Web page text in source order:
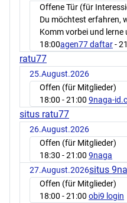
Offene Tür (für
Du möchtest erfahren,
Komm vorbei und
18:00agen77 daftar-
ratu77
25.August.2026
Offen (für Mitglieder)
18:00 - 21:00 9naga-
situs ratu77
26.August.2026
Offen (für Mitglieder)
18:30 - 21:00 9naga
27.August.2026situs
Offen (für Mitglieder)
18:00 - 21:00 obi9 login